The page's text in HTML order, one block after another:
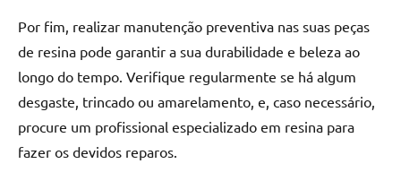
Por fim, realizar manutenção preventiva nas suas peças
de resina pode garantir a sua durabilidade e beleza ao
longo do tempo. Verifique regularmente se há algum
desgaste, trincado ou amarelamento, e, caso necessário,
procure um profissional especializado em resina para
fazer os devidos reparos.